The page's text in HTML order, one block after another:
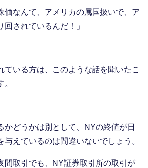
価なんて、アメリカの属国扱いで、ア
回されているんだ！」
ている方は、このような話を聞いたこ
かどうかは別として、NYの終値が日
与えているのは間違いないでしょう。
間取引でも、NY証券取引所の取引が